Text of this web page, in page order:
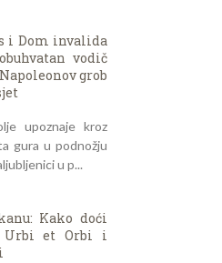
i Dom invalida
vodič
grob
upoznaje kroz
gura u podnožju
u p...
Kako doći
Urbi et Orbi i